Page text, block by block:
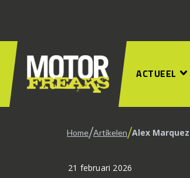
ACTUEEL
Home/Artikelen/Alex
21 februari 2026